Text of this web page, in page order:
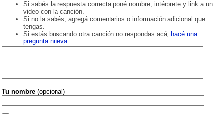
Si sabés la respuesta correcta poné nombre, intérprete y link a un
video con la canción.
Si no la sabés, agregá comentarios o información adicional que
tengas.
Si estás buscando otra canción no respondas acá, hacé una
pregunta nueva.
Tu nombre (opcional)